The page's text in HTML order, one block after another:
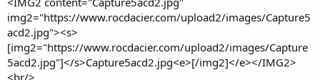
img2="https://www.rocdacier.com/upload2/images/Capture5
acd2.jpg"><s>
[img2="https://www.rocdacier.com/upload2/images/Capture
5acd2.jpg"]</s>Capture5acd2.jpg<e>[/img2]</e></IMG2>
<br/>